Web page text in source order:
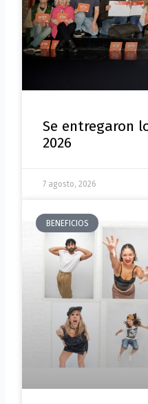
Se entregaron
2026
7 agosto, 2026
BENEFICIOS